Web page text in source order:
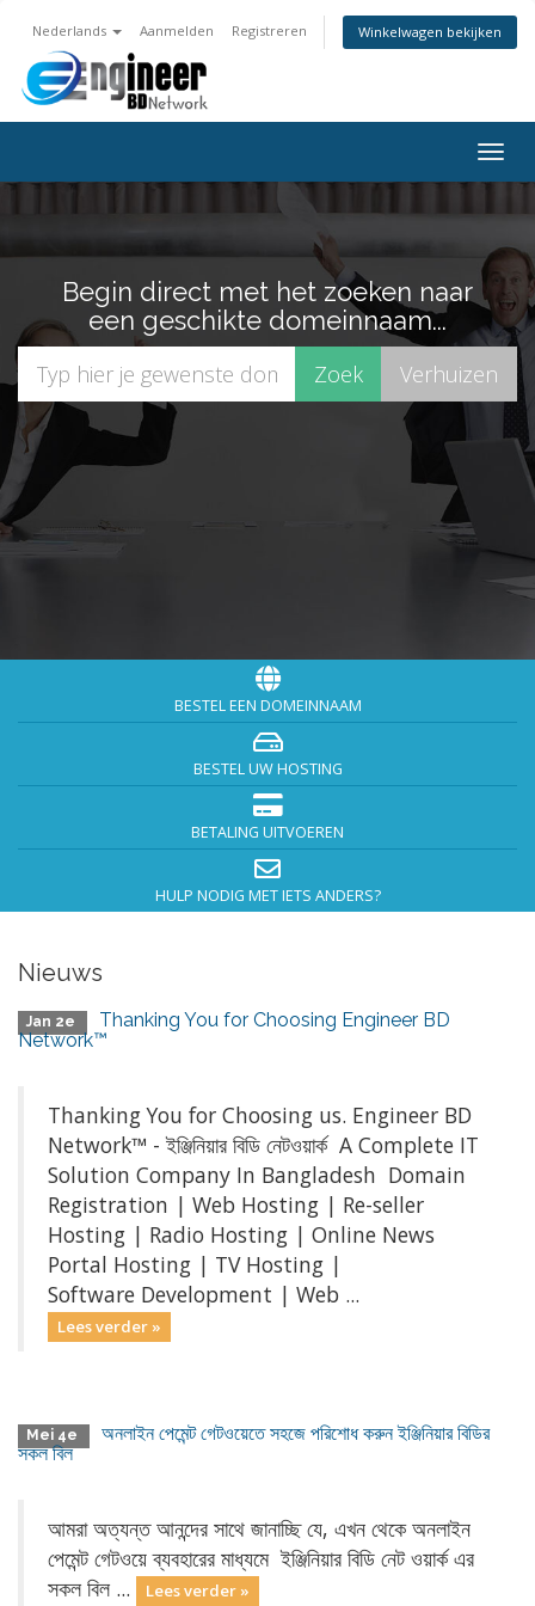
Nederlands Aanmelden Registreren Winkelwagen bekijken
in-/
Begin direct met het zoeken naar
een geschikte domeinnaam...
BESTEL EEN DOMEINNAAM
BESTEL UW HOSTING
BETALING UITVOEREN
HULP NODIG MET IETS ANDERS?
Nieuws
Jan 2e
Thanking You for Choosing Engineer BD
Network™
Thanking You for Choosing us. Engineer BD
Network™ - ইঞ্জিনিয়ার বিডি নেটওয়ার্ক A Complete IT
Solution Company In Bangladesh Domain
Registration | Web Hosting | Re-seller
Hosting | Radio Hosting | Online News
Portal Hosting | TV Hosting |
Software Development | Web ...
Lees verder »
Mei 4e
অনলাইন পেমেন্ট গেটওয়েতে সহজে পরিশোধ করুন ইঞ্জিনিয়ার বিডির
সকল বিল
আমরা অত্যন্ত আনন্দের সাথে জানাচ্ছি যে, এখন থেকে অনলাইন
পেমেন্ট গেটওয়ে ব্যবহারের মাধ্যমে ইঞ্জিনিয়ার বিডি নেট ওয়ার্ক এর
সকল বিল ...
Lees verder »